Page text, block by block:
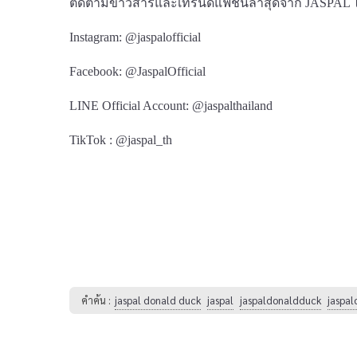
ติดตามข่าวสารและเทรนด์แฟชั่นล่าสุดจาก JASPAL
Instagram: @jaspalofficial
Facebook: @JaspalOfficial
LINE Official Account: @jaspalthailand
TikTok : @jaspal_th
คำค้น : jaspal donald duck jaspal jaspaldonaldduck